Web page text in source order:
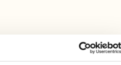
e fatelo
un filo diolio